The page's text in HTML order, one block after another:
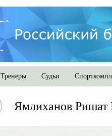
Тренеры Судьи
Ямлиханов Ришат